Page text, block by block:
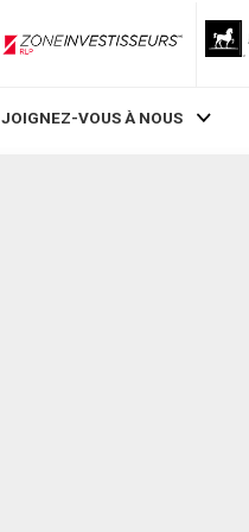
ZoneInvestisseurs RLP
JOIGNEZ-VOUS À NOUS